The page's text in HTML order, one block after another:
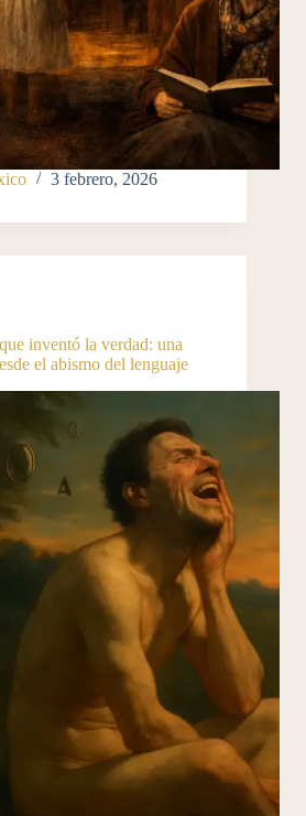
3 febrero, 2026
inventó la verdad: una
el abismo del lenguaje